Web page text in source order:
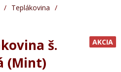
/ Teplákovina /
AKCIA
š.
(Mint)